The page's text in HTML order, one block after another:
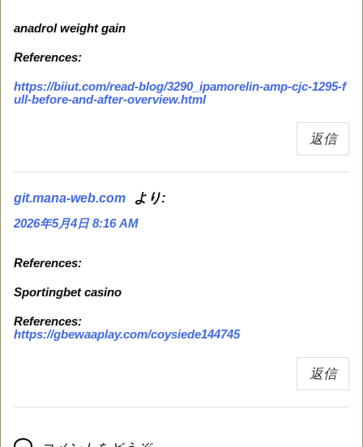
anadrol weight gain
References:
https://biiut.com/read-blog/3290_ipamorelin-amp-cjc-1295-f
ull-before-and-after-overview.html
返信
git.mana-web.com より:
2026年5月4日 8:16 AM
References:
Sportingbet casino
References:
https://gbewaaplay.com/coysiede144745
返信